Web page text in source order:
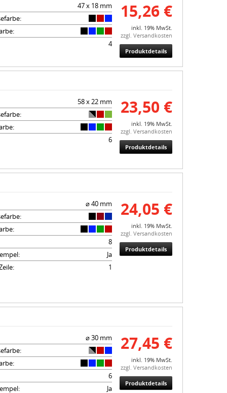
15,26 €
inkl. 19% MwSt.
zzgl. Versandkosten
Produktdetails
47 x 18 mm
4
23,50 €
inkl. 19% MwSt.
zzgl. Versandkosten
Produktdetails
58 x 22 mm
6
24,05 €
inkl. 19% MwSt.
zzgl. Versandkosten
Produktdetails
⌀ 40 mm
8
Ja
1
27,45 €
inkl. 19% MwSt.
zzgl. Versandkosten
Produktdetails
⌀ 30 mm
6
Ja